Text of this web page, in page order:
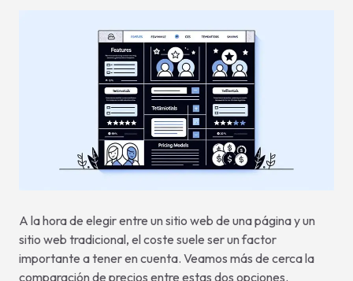
A la hora de elegir entre un sitio web de una página y un
sitio web tradicional, el coste suele ser un factor
importante a tener en cuenta. Veamos más de cerca la
comparación de precios entre estas dos opciones.